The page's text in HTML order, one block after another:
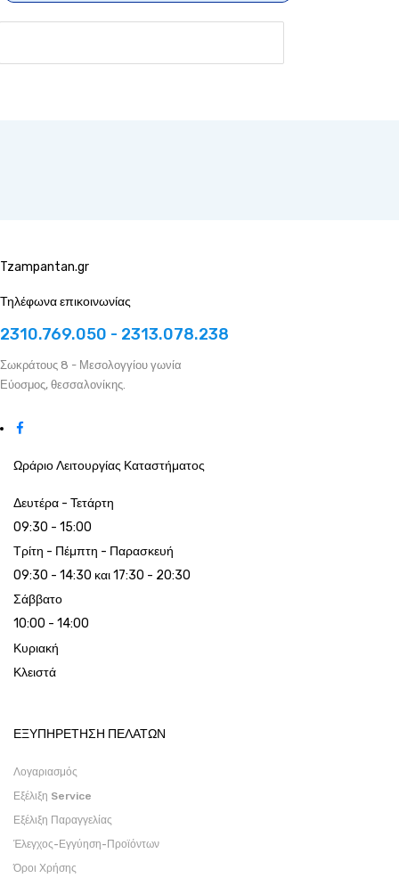
Tzampantan.gr
Τηλέφωνα επικοινωνίας
2310.769.050 - 2313.078.238
Σωκράτους 8 - Μεσολογγίου γωνία
Εύοσμος, θεσσαλονίκης.
Ωράριο Λειτουργίας Καταστήματος
Δευτέρα - Τετάρτη
09:30 - 15:00
Τρίτη - Πέμπτη - Παρασκευή
09:30 - 14:30 και 17:30 - 20:30
Σάββατο
10:00 - 14:00
Κυριακή
Κλειστά
ΕΞΥΠΗΡΕΤΗΣΗ ΠΕΛΑΤΩΝ
Λογαριασμός
Εξέλιξη Service
Εξέλιξη Παραγγελίας
Έλεγχος-Εγγύηση-Προϊόντων
Όροι Χρήσης